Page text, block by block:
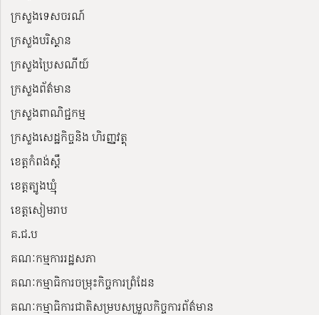
ក្រសួងទេសចរណ៍
ក្រសួងបរិស្ថាន
ក្រសួងប្រៃសណីយ៍
ក្រសួងព័ត៌មាន
ក្រសួងពាណិជ្ជកម្ម
ក្រសួងសេដ្ឋកិច្ចនិង ហិរញ្ញវត្ថុ
ខេត្តកំពង់ស្ពឺ
ខេត្តត្បូងឃ្មុំ
ខេត្តសៀមរាប
គ.ជ.ប
គណៈកម្មការរដ្ឋសភា
គណៈកម្មាធិការចម្រុះកិច្ចការព្រំដែន
គណៈកម្មាធិការជាតិសម្របសម្រួលកិច្ចការព័ត៌មាន